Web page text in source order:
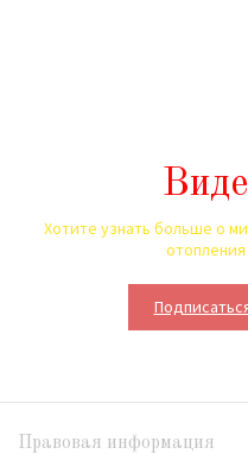
Хотите узнать больше о
Правовая информация